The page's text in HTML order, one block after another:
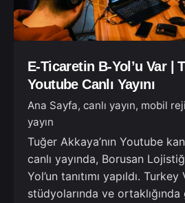
E-Ticaretin B-Yol’u Var |
Youtube Canlı Yayını
Ana Sayfa canlı yayın mobil reji
yayın
Tuğer Akkaya’nın Youtube
canlı yayında, Borusan
Yol’un tanıtımı yapıldı.
stüdyolarında ve